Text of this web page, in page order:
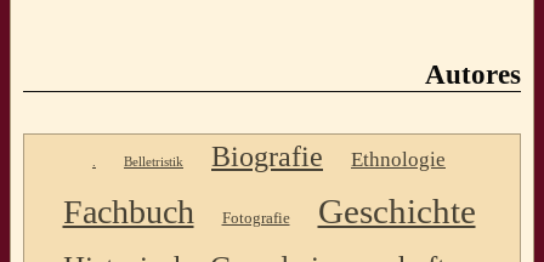
Autores
Belletristik Biografie Ethnologie
Fachbuch Fotografie Geschichte